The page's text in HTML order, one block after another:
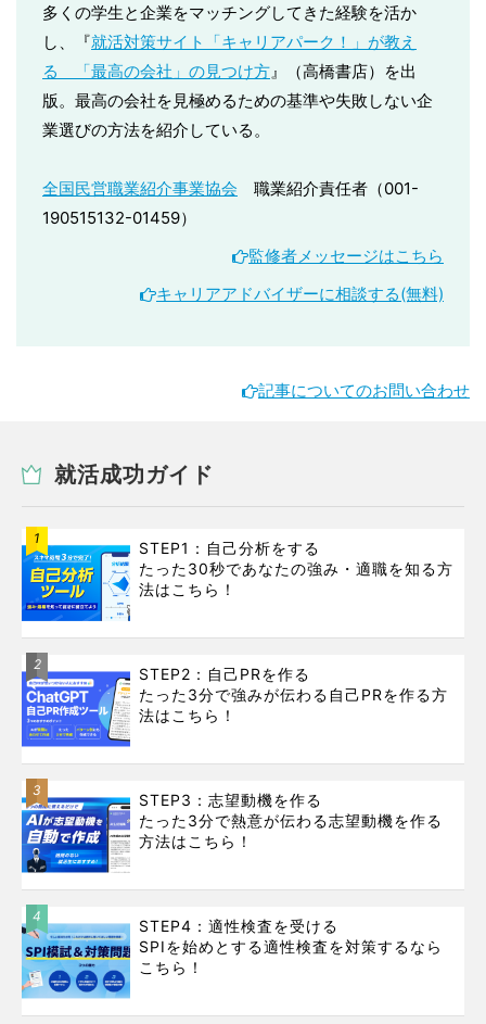
多くの学生と企業をマッチングしてきた経験を活か
し、『就活対策サイト「キャリアパーク！」が教え
る 「最高の会社」の見つけ方 』（高橋書店）を出
版。最高の会社を見極めるための基準や失敗しない企
業選びの方法を紹介している。
全国民営職業紹介事業協会 職業紹介責任者（001-
190515132-01459）
監修者メッセージはこちら
キャリアアドバイザーに相談する(無料)
記事についてのお問い合わせ
就活成功ガイド
1
STEP1：自己分析をする
たった30秒であなたの強み・適職を知る方
法はこちら！
2
STEP2：自己PRを作る
たった3分で強みが伝わる自己PRを作る方
法はこちら！
3
STEP3：志望動機を作る
たった3分で熱意が伝わる志望動機を作る
方法はこちら！
4
STEP4：適性検査を受ける
SPIを始めとする適性検査を対策するなら
こちら！